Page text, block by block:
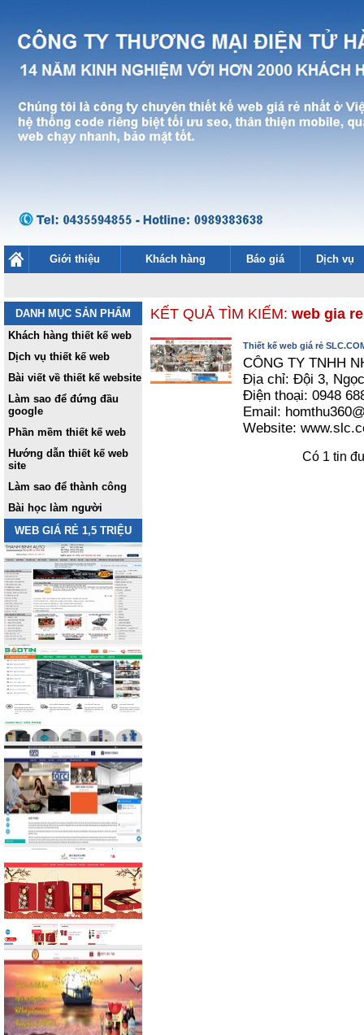
Giới thiệu Khách hàng Báo giá Dịch vụ
DANH MỤC SẢN PHẨM
Khách hàng thiết kế web
Dịch vụ thiết kế web
Bài viết về thiết kế website
Làm sao để đứng đầu
google
Phần mềm thiết kế web
Hướng dẫn thiết kế web
site
Làm sao để thành công
Bài học làm người
WEB GIÁ RẺ 1,5 TRIỆU
KẾT QUẢ TÌM KIẾM: web gia
Thiết kế web giá rẻ
CÔNG TY TNHH
Địa chỉ: Đội 3,
Điện thoại: 0948
Email:
Website:
Có 1 tin